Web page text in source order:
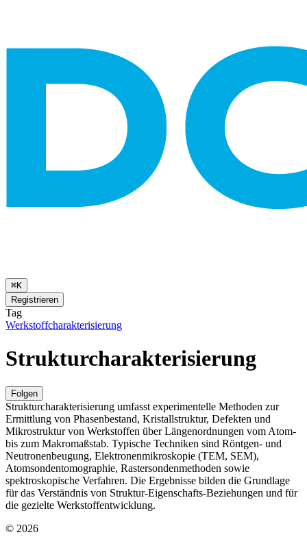
⌘K
Registrieren
Tag
Werkstoffcharakterisierung
Strukturcharakterisierung
Folgen
Strukturcharakterisierung umfasst experimentelle Methoden zur
Ermittlung von Phasenbestand, Kristallstruktur, Defekten und
Mikrostruktur von Werkstoffen über Längenordnungen vom Atom-
bis zum Makromaßstab. Typische Techniken sind Röntgen- und
Neutronenbeugung, Elektronenmikroskopie (TEM, SEM),
Atomsondentomographie, Rastersondenmethoden sowie
spektroskopische Verfahren. Die Ergebnisse bilden die Grundlage
für das Verständnis von Struktur‑Eigenschafts‑Beziehungen und für
die gezielte Werkstoffentwicklung.
© 2026